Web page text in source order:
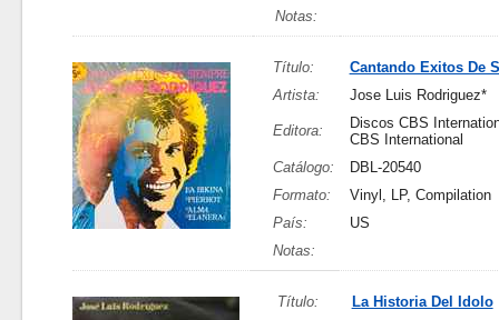
Notas:
Título:
Cantando Exitos De
Artista:
Jose Luis Rodriguez*
Editora:
Discos CBS
CBS International
Catálogo:
DBL-20540
Formato:
Vinyl, LP, Compilation
País:
US
Notas:
Título:
La Historia Del Idolo